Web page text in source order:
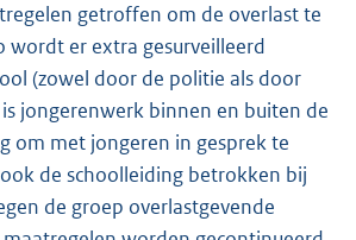
getroffen om de overlast te
wordt er extra gesurveilleerd
(zowel door de politie als door
jongerenwerk binnen en buiten de
om met jongeren in gesprek te
de schoolleiding betrokken bij
de groep overlastgevende